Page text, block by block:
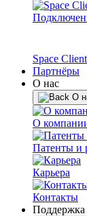
Space Client
Партнёры
О нас
О
О
Патенты и
Карьера
Контакты
Поддержка